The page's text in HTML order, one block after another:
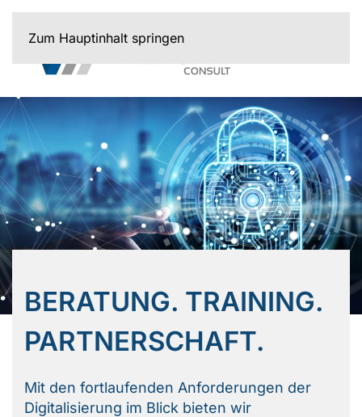
Zum Hauptinhalt springen
BERATUNG. TRAINING.
PARTNERSCHAFT.
Mit den fortlaufenden Anforderungen der
Digitalisierung im Blick bieten wir